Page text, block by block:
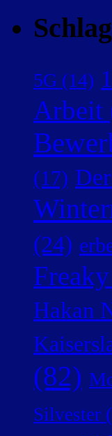
5G (14)
Arbeit
(17)
(24)
Hakan
(82)
Silvester